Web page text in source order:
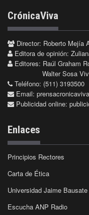
CrónicaViva
Director: Roberto Mejía
Editora de opinión:
Editores: Raúl Graham
Walter Sosa
Teléfono: (511) 3193500
Email:
Publicidad online:
Enlaces
Principios Rectores
Carta de Ética
Universidad Jaime
Escucha ANP Radio